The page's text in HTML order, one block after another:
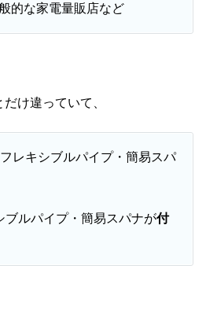
般的な家電量販店など
け違っていて、
フレキシブルパイプ・簡易スパ
ブルパイプ・簡易スパナが付